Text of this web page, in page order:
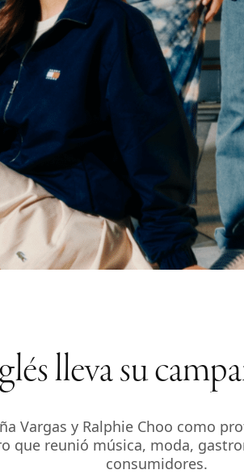
lleva su
Vargas y Ralphie Choo como
que reunió música, moda,
consumidores.